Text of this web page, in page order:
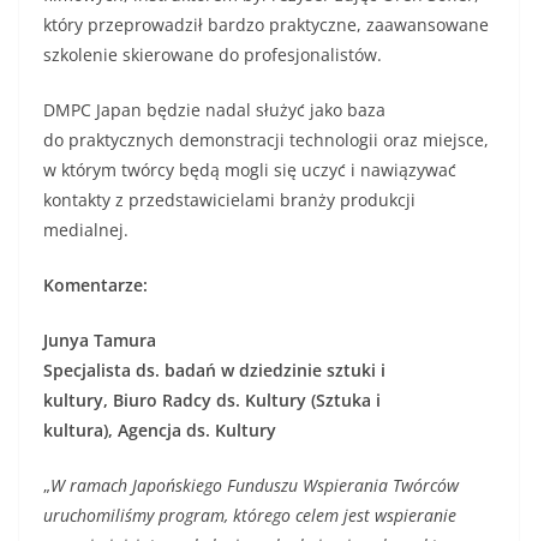
który przeprowadził bardzo praktyczne, zaawansowane
szkolenie skierowane do profesjonalistów.
DMPC Japan będzie nadal służyć jako baza
do praktycznych demonstracji technologii oraz miejsce,
w którym twórcy będą mogli się uczyć i nawiązywać
kontakty z przedstawicielami branży produkcji
medialnej.
Komentarze:
Junya Tamura
Specjalista ds. badań w dziedzinie sztuki i
kultury, Biuro Radcy ds. Kultury (Sztuka i
kultura), Agencja ds. Kultury
„W ramach Japońskiego Funduszu Wspierania Twórców
uruchomiliśmy program, którego celem jest wspieranie